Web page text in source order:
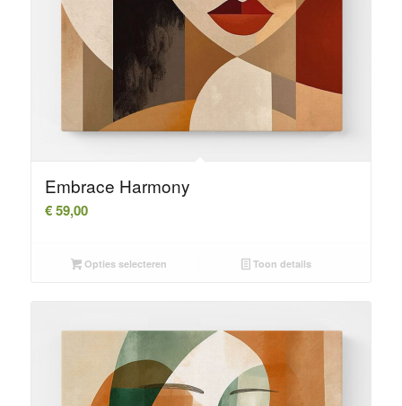
Embrace Harmony
€59,00
Opties selecteren Toon details